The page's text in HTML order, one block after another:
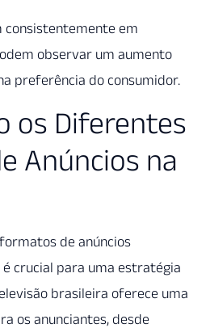
consistentemente em
observar um aumento
preferência do consumidor.
os Diferentes
Anúncios na
de anúncios
crucial para uma estratégia
brasileira oferece uma
os anunciantes, desde